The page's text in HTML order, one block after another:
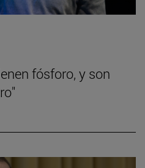
fósforo, y son